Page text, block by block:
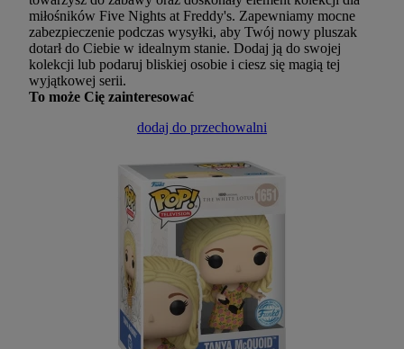
miłośników Five Nights at Freddy's. Zapewniamy mocne
zabezpieczenie podczas wysyłki, aby Twój nowy pluszak
dotarł do Ciebie w idealnym stanie. Dodaj ją do swojej
kolekcji lub podaruj bliskiej osobie i ciesz się magią tej
wyjątkowej serii.
To może Cię zainteresować
dodaj do przechowalni